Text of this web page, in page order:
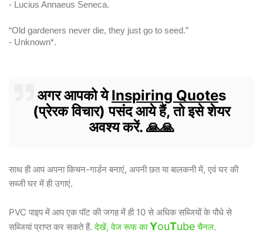
- Lucius Annaeus Seneca.
“Old gardeners never die, they just go to seed.”
- Unknown*.
अगर आपको येInspiring Quotes
(प्रेरक विचार) पसंद आये हैं, तो इसे शेयर
अवश्य करें. 🙏🙏
साथ ही आप अपना किचन-गार्डन बनाएं, अपनी छत या बालकनी में, एवं घर की
सब्जी घर में ही उगाएं.
PVC पाइप में आप एक पॉट की जगह में ही 10 से अधिक सब्जियों के पौधे से
सब्जियां प्राप्त कर सकते हैं.देखें, वेज रूफ काYouTubeचैनल.